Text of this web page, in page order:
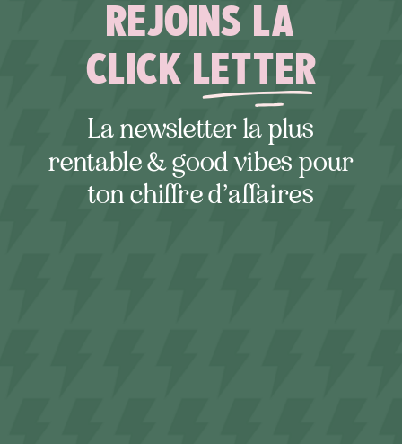
REJOINS LA
CLICK LETTER
La newsletter la plus
rentable & good vibes pour
ton chiffre d’affaires